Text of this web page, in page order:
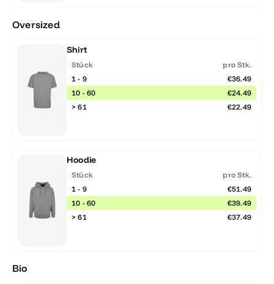
Oversized
Shirt
Stück
pro Stk.
1 - 9
€36.49
10 - 60
€24.49
> 61
€22.49
Hoodie
Stück
pro Stk.
1 - 9
€51.49
10 - 60
€39.49
> 61
€37.49
Bio